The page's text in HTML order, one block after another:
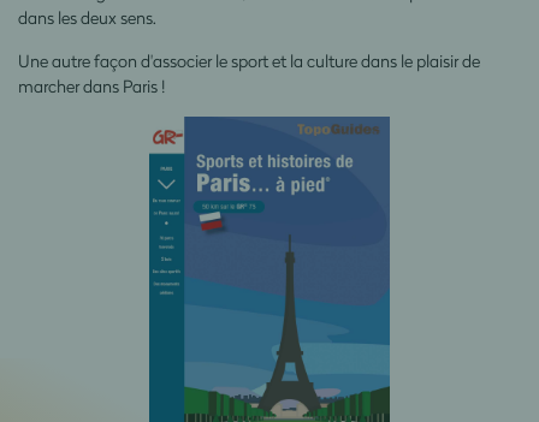
dans les deux sens.
Une autre façon d'associer le sport et la culture dans le plaisir de
marcher dans Paris !